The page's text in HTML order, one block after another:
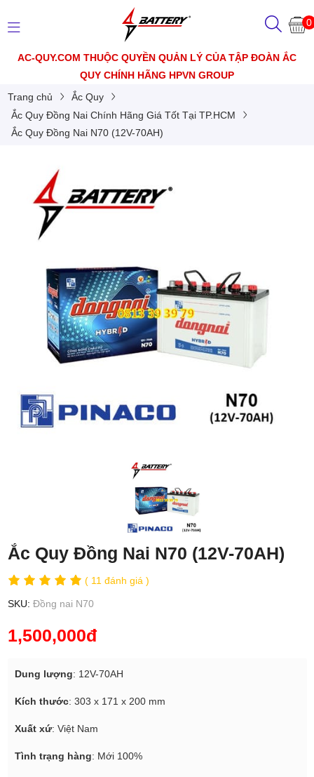
0
AC-QUY.COM THUỘC QUYỀN QUẢN LÝ CỦA TẬP ĐOÀN ẮC
QUY CHÍNH HÃNG HPVN GROUP
Trang chủ
Ắc Quy
Ắc Quy Đồng Nai Chính Hãng Giá Tốt Tại TP.HCM
Ắc Quy Đồng Nai N70 (12V-70AH)
Ắc Quy Đồng Nai N70 (12V-70AH)
( 11 đánh giá )
SKU: Đồng nai N70
1,500,000đ
Dung lượng: 12V-70AH
Kích thước: 303 x 171 x 200 mm
Xuất xứ: Việt Nam
Tình trạng hàng: Mới 100%